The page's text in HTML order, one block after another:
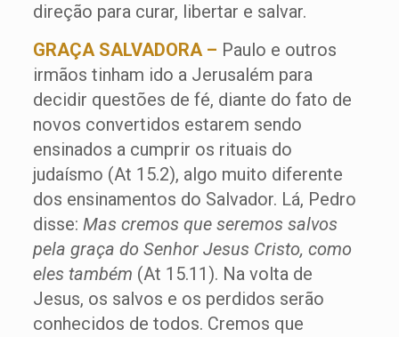
direção para curar, libertar e salvar.
GRAÇA SALVADORA – Paulo e outros
irmãos tinham ido a Jerusalém para
decidir questões de fé, diante do fato de
novos convertidos estarem sendo
ensinados a cumprir os rituais do
judaísmo (At 15.2), algo muito diferente
dos ensinamentos do Salvador. Lá, Pedro
disse: Mas cremos que seremos salvos
pela graça do Senhor Jesus Cristo, como
eles também (At 15.11). Na volta de
Jesus, os salvos e os perdidos serão
conhecidos de todos. Cremos que